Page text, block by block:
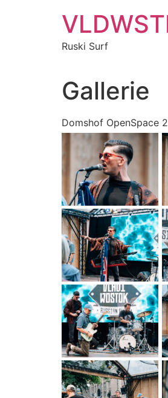
Ruski Surf
Gallerie
Domshof OpenSpace